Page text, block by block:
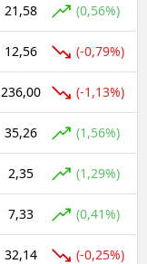
21,58 (0,56%)
12,56 (-0,79%)
236,00 (-1,13%)
35,26 (1,56%)
2,35 (1,29%)
7,33 (0,41%)
32,14 (-0,25%)